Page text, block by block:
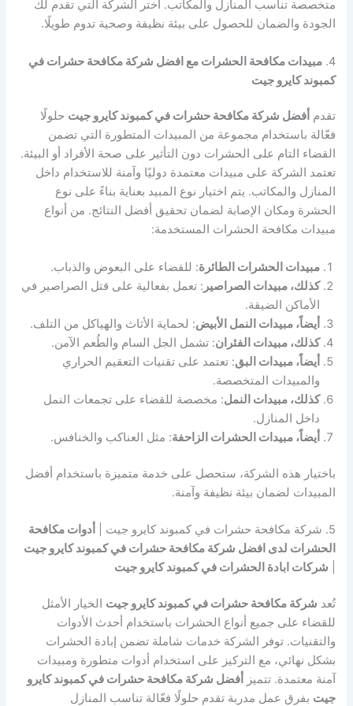
متخصصة تناسب المنازل والمكاتب. اختر الشركة التي تقدم لك
الجودة والضمان للحصول على بيئة نظيفة وصحية تدوم طويلًا.
4. مبيدات مكافحة الحشرات مع افضل شركة مكافحة حشرات في
كمبوند كايرو جيت
تقدم أفضل شركة مكافحة حشرات في كمبوند كايرو جيت حلولًا
فعّالة باستخدام مجموعة من المبيدات المتطورة التي تضمن
القضاء التام على الحشرات دون التأثير على صحة الأفراد أو البيئة.
تعتمد الشركة على مبيدات معتمدة دوليًا وآمنة للاستخدام داخل
المنازل والمكاتب. يتم اختيار نوع المبيد بعناية بناءً على نوع
الحشرة ومكان الإصابة لضمان تحقيق أفضل النتائج. من أنواع
مبيدات مكافحة الحشرات المستخدمة:
مبيدات الحشرات الطائرة: للقضاء على البعوض والذباب.
كذلك، مبيدات الصراصير : تعمل بفعالية على قتل الصراصير في
الأماكن الضيقة.
أيضاً، مبيدات النمل الأبيض: لحماية الأثاث والهياكل من التلف.
كذلك، مبيدات الفئران: تشمل الجل السام والطُعم الآمن.
أيضاً، مبيدات البق: تعتمد على تقنيات التعقيم الحراري
والمبيدات المتخصصة.
كذلك، مبيدات النمل: مخصصة للقضاء على تجمعات النمل
داخل المنازل.
أيضاً، مبيدات الحشرات الزاحفة: مثل العناكب والخنافس.
باختيار هذه الشركة، ستحصل على خدمة متميزة باستخدام أفضل
المبيدات لضمان بيئة نظيفة وآمنة.
5. شركة مكافحة حشرات في كمبوند كايرو جيت |
أدوات مكافحة
الحشرات لدى افضل شركة مكافحة حشرات في كمبوند كايرو جيت
شركات ابادة الحشرات في كمبوند كايرو جيت
تُعد شركة مكافحة حشرات في كمبوند كايرو جيت الخيار الأمثل
للقضاء على جميع أنواع الحشرات باستخدام أحدث الأدوات
والتقنيات. توفر الشركة خدمات شاملة تضمن إبادة الحشرات
بشكل نهائي، مع التركيز على استخدام أدوات متطورة ومبيدات
آمنة معتمدة. تتميز
أفضل شركة مكافحة حشرات في كمبوند كايرو
جيت بفرق عمل مدربة تقدم حلولًا فعّالة تناسب المنازل